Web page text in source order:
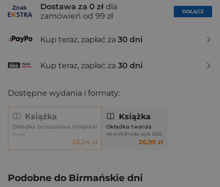
Dostawa za 0 zł dla
zamówień od 99 zł
DOŁĄCZ
Kup teraz, zapłać za 30 dni
Kup teraz, zapłać za 30 dni
Dostępne wydania i formaty:
Książka
Okładka broszurowa (miękka)
Muza,
26,24 zł
Książka
Okładka twarda
Vis-a-Vis Etiuda, wyd. 2022
26,99 zł
Podobne do Birmańskie dni